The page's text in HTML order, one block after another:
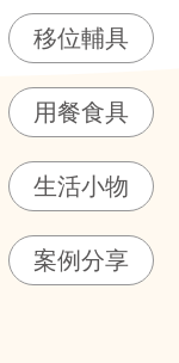
移位輔具
用餐食具
生活小物
案例分享